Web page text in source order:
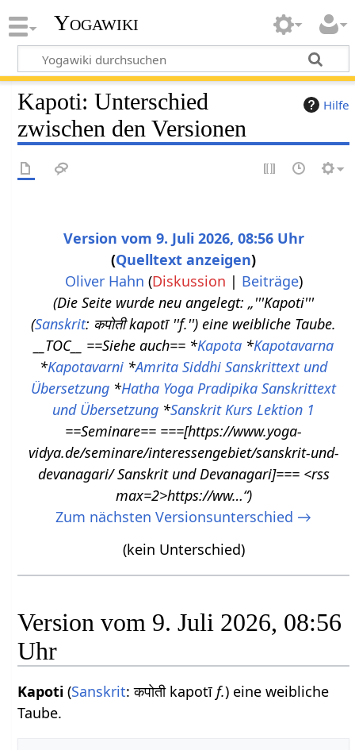
Yogawiki
Hilfe
Kapoti: Unterschied
zwischen den Versionen
Version vom 9. Juli 2026, 08:56 Uhr
Quelltext anzeigen
Oliver Hahn (Diskussion | Beiträge)
Die Seite wurde neu angelegt: „'''Kapoti'''
(Sanskrit: कपोती kapotī ''f.'') eine weibliche Taube.
__TOC__ ==Siehe auch== *Kapota*Kapotavarna
*Kapotavarni *Amrita Siddhi Sanskrittext und
Übersetzung *Hatha Yoga Pradipika Sanskrittext
und Übersetzung *Sanskrit Kurs Lektion 1
==Seminare== ===[https://www.yoga-
vidya.de/seminare/interessengebiet/sanskrit-und-
devanagari/ Sanskrit und Devanagari]=== <rss
max=2>https://ww…“
Zum nächsten Versionsunterschied →
(kein Unterschied)
Version vom 9. Juli 2026, 08:56
Uhr
Kapoti (Sanskrit: कपोती kapotīf.) eine weibliche
Taube.